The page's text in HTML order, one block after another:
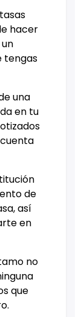
hacer
tengas
una
en tu
de
así
en
no
que